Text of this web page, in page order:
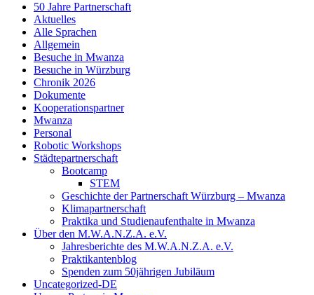
50 Jahre Partnerschaft
Aktuelles
Alle Sprachen
Allgemein
Besuche in Mwanza
Besuche in Würzburg
Chronik 2026
Dokumente
Kooperationspartner
Mwanza
Personal
Robotic Workshops
Städtepartnerschaft
Bootcamp
STEM
Geschichte der Partnerschaft Würzburg – Mwanza
Klimapartnerschaft
Praktika und Studienaufenthalte in Mwanza
Über den M.W.A.N.Z.A. e.V.
Jahresberichte des M.W.A.N.Z.A. e.V.
Praktikantenblog
Spenden zum 50jährigen Jubiläum
Uncategorized-DE